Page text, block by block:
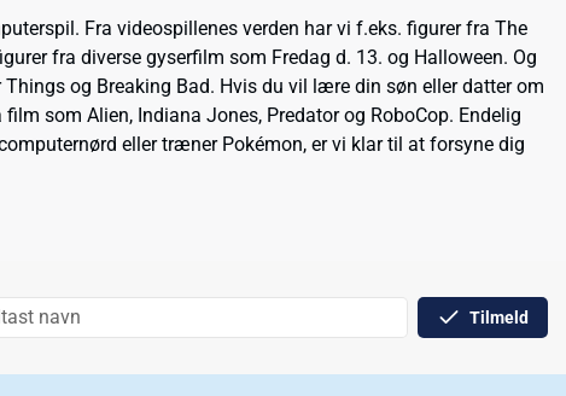
Fra videospillenes verden har vi f.eks. figurer fra The
fra diverse gyserfilm som Fredag d. 13. og Halloween. Og
og Breaking Bad. Hvis du vil lære din søn eller datter om
som Alien, Indiana Jones, Predator og RoboCop. Endelig
eller træner Pokémon, er vi klar til at forsyne dig
Tilmeld